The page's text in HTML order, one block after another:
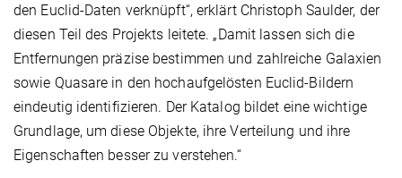
den Euclid-Daten verknüpft“, erklärt Christoph Saulder, der
diesen Teil des Projekts leitete. „Damit lassen sich die
Entfernungen präzise bestimmen und zahlreiche Galaxien
sowie Quasare in den hochaufgelösten Euclid-Bildern
eindeutig identifizieren. Der Katalog bildet eine wichtige
Grundlage, um diese Objekte, ihre Verteilung und ihre
Eigenschaften besser zu verstehen.“